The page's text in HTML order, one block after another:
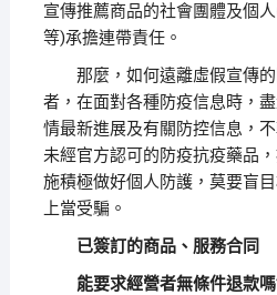
宣傳推薦商品的社會團體及個
等)承擔連帶責任。
那麼，如何遠離虛假宣傳的
者，在面對各種防疫信息時，
情最新進展及有關防控信息，
未經官方認可的防疫抗疫藥品
施積極做好個人防護，莫要盲
上當受騙。
已簽訂的商品、服務合同
能要求經營者無條件退款嗎